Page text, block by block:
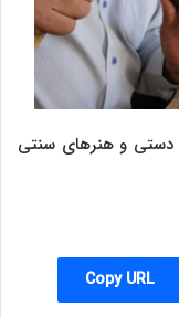
دستی و هنرهای سنتی
Copy URL